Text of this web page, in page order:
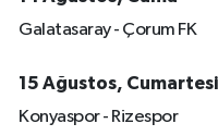
Galatasaray - Çorum FK
15 Ağustos, Cumartesi
Konyaspor - Rizespor